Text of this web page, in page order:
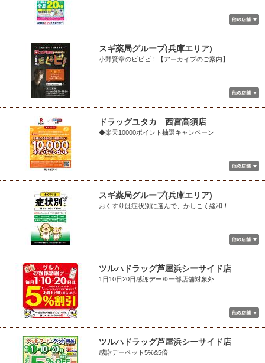
スギ薬局グループ(兵庫エリア)
小野賢章のビビビ！【アーカイブのご案内】
ドラッグユタカ 西宮高須店
◆楽天10000ポイント抽選キャンペーン
スギ薬局グループ(兵庫エリア)
おくすりは症状別に選んで、かしこく緩和！
ツルハドラッグ芦屋浜シーサイド店
1日10日20日感謝デー※一部店舗対象外
ツルハドラッグ芦屋浜シーサイド店
感謝デーペット5%&5倍